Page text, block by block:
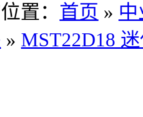
置： 首页 »
» MST22D18